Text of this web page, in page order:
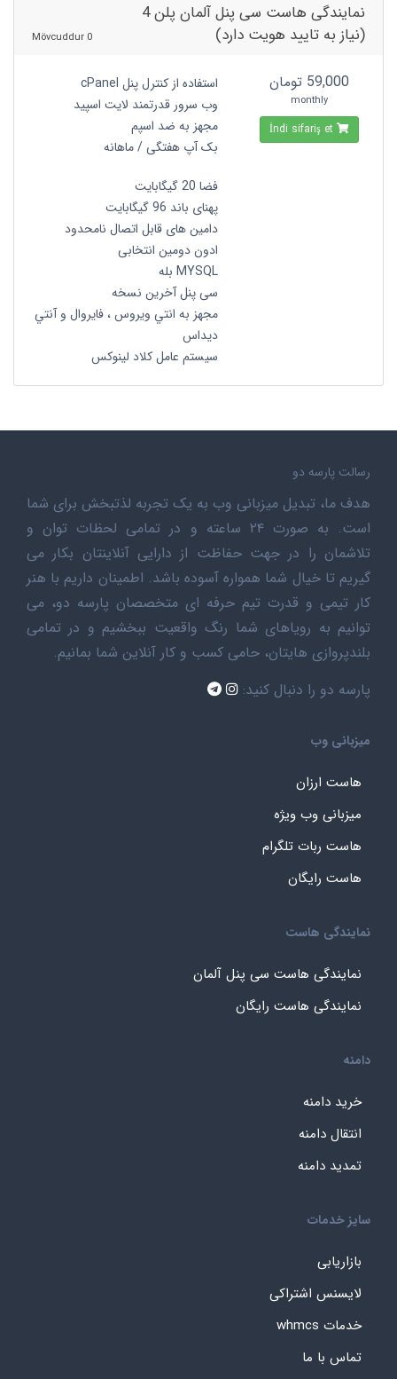
نمایندگی هاست سی پنل آلمان پلن 4
(نیاز به تایید هویت دارد)
0 Mövcuddur
استفاده از کنترل پنل cPanel
وب سرور قدرتمند لایت اسپید
مجهز به ضد اسپم
بک آپ هفتگی / ماهانه
فضا 20 گیگابایت
پهنای باند 96 گیگابایت
دامین های قابل اتصال نامحدود
ادون دومین انتخابی
MYSQL بله
سی پنل آخرین نسخه
مجهز به انتي ويروس ، فايروال و آنتي
ديداس
سیستم عامل کلاد لینوکس
59,000 تومان
monthly
رسالت پارسه دو
هدف ما، تبدیل میزبانی وب به یک تجربه لذتبخش برای شما
است. به صورت ۲۴ ساعته و در تمامی لحظات توان و
تلاشمان را در جهت حفاظت از دارایی آنلاینتان بکار می
گیریم تا خیال شما همواره آسوده باشد. اطمینان داریم با هنر
کار تیمی و قدرت تیم حرفه ای متخصصان پارسه دو، می
توانیم به رویاهای شما رنگ واقعیت ببخشیم و در تمامی
بلندپروازی هایتان، حامی کسب و کار آنلاین شما بمانیم.
پارسه دو را دنبال کنید:
میزبانی وب
هاست ارزان
میزبانی وب ویژه
هاست ربات تلگرام
هاست رایگان
نمایندگی هاست
نمایندگی هاست سی پنل آلمان
نمایندگی هاست رایگان
دامنه
خرید دامنه
انتقال دامنه
تمدید دامنه
سایز خدمات
بازاریابی
لایسنس اشتراکی
خدمات whmcs
تماس با ما